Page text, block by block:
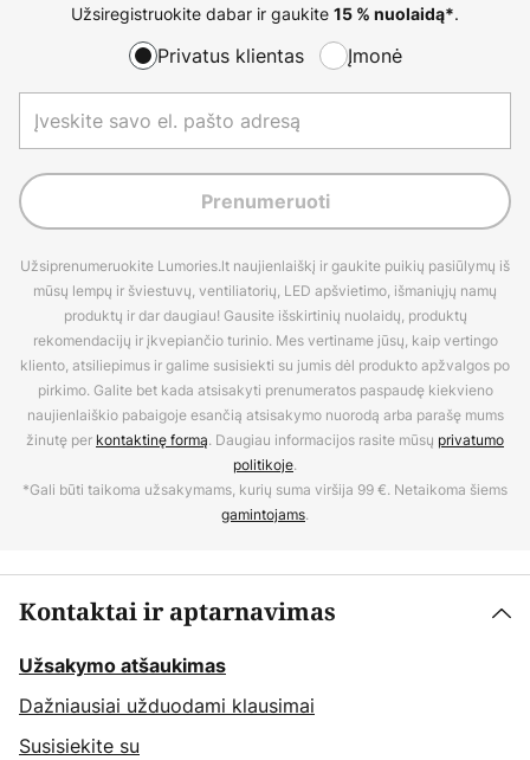
Užsiregistruokite dabar ir gaukite 15 % nuolaidą*.
Privatus klientas Įmonė
Prenumeruoti
Užsiprenumeruokite Lumories.lt naujienlaiškį ir gaukite puikių pasiūlymų iš
mūsų lempų ir šviestuvų, ventiliatorių, LED apšvietimo, išmaniųjų namų
produktų ir dar daugiau! Gausite išskirtinių nuolaidų, produktų
rekomendacijų ir įkvepiančio turinio. Mes vertiname jūsų, kaip vertingo
kliento, atsiliepimus ir galime susisiekti su jumis dėl produkto apžvalgos po
pirkimo. Galite bet kada atsisakyti prenumeratos paspaudę kiekvieno
naujienlaiškio pabaigoje esančią atsisakymo nuorodą arba parašę mums
žinutę per kontaktinę formą. Daugiau informacijos rasite mūsų privatumo
politikoje.
*Gali būti taikoma užsakymams, kurių suma viršija 99 €. Netaikoma šiems
gamintojams.
Kontaktai ir aptarnavimas
Užsakymo atšaukimas
Dažniausiai užduodami klausimai
Susisiekite su